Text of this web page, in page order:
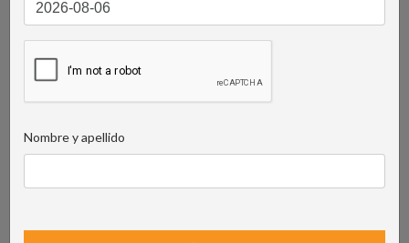
Nombre y apellido